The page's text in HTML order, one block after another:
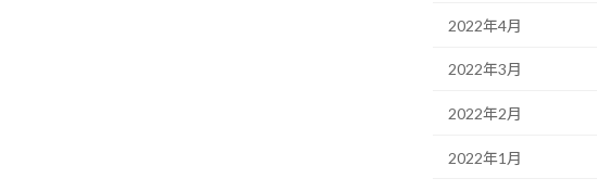
2022年4月
2022年3月
2022年2月
2022年1月